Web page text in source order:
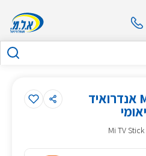
סטרימר MI TV Stick אנדרואיד